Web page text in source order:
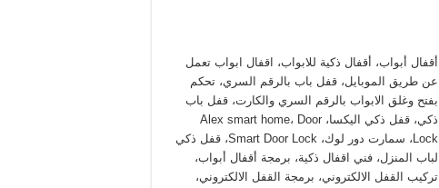
أقفال أبواب، أقفال ذكية للابواب، اقفال ابواب تعمل
عن طريق الموبايل، قفل باب بالرقم السري، تحكم
بفتح وغلق الابواب بالرقم السري والكارت، قفل باب
ذكي، قفل ذكي اليكسا، Alex smart home، Door
Lock، سمارت دور لوك، Smart Door Lock، قفل ذكي
لباب المنزل، فني اقفال ذكية، برمجة أقفال أبواب،
تركيب القفل الالكتروني، برمجة القفل الالكتروني،